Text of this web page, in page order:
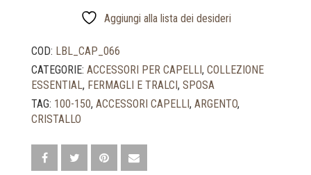
QUANTITÀ
Aggiungi alla lista dei desideri
COD: LBL_CAP_066
CATEGORIE: ACCESSORI PER CAPELLI, COLLEZIONE
ESSENTIAL, FERMAGLI E TRALCI, SPOSA
TAG: 100-150, ACCESSORI CAPELLI, ARGENTO,
CRISTALLO